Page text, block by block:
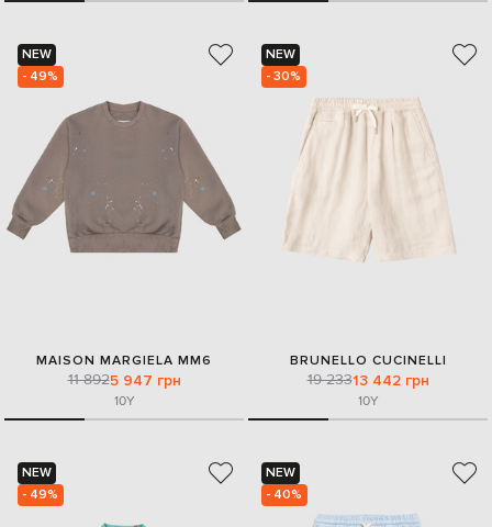
NEW
- 49%
MAISON MARGIELA MM6
11 8925 947 грн
10Y
NEW
- 30%
BRUNELLO CUCINELLI
19 23313 442 грн
10Y
NEW
- 49%
NEW
- 40%